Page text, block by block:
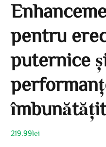
pentru
puternice
219.99lei